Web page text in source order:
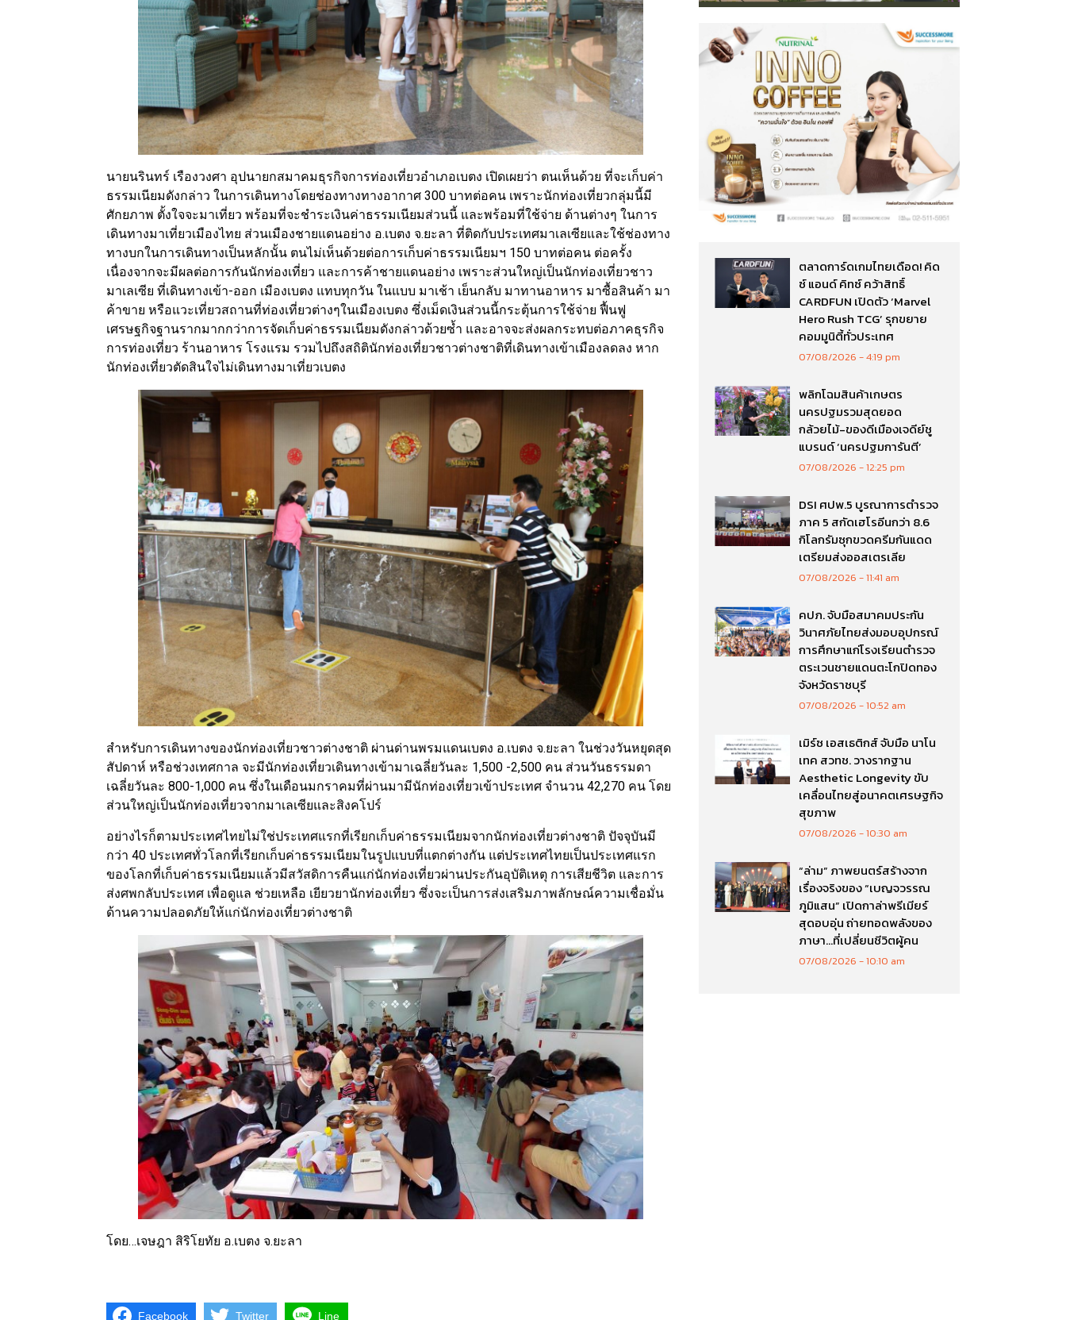
นายนรินทร์ เรืองวงศา อุปนายกสมาคมธุรกิจการท่องเที่ยวอำเภอเบตง เปิดเผยว่า ตนเห็นด้วย ที่จะเก็บค่า
ธรรมเนียมดังกล่าว ในการเดินทางโดยช่องทางทางอากาศ 300 บาทต่อคน เพราะนักท่องเที่ยวกลุ่มนี้มี
ศักยภาพ ตั้งใจจะมาเที่ยว พร้อมที่จะชำระเงินค่าธรรมเนียมส่วนนี้ และพร้อมที่ใช้จ่าย ด้านต่างๆ ในการ
เดินทางมาเที่ยวเมืองไทย ส่วนเมืองชายแดนอย่าง อ.เบตง จ.ยะลา ที่ติดกับประเทศมาเลเซียและใช้ช่องทาง
ทางบกในการเดินทางเป็นหลักนั้น ตนไม่เห็นด้วยต่อการเก็บค่าธรรมเนียมฯ 150 บาทต่อคน ต่อครั้ง
เนื่องจากจะมีผลต่อการกันนักท่องเที่ยว และการค้าชายแดนอย่าง เพราะส่วนใหญ่เป็นนักท่องเที่ยวชาว
มาเลเซีย ที่เดินทางเข้า-ออก เมืองเบตง แทบทุกวัน ในแบบ มาเช้า เย็นกลับ มาทานอาหาร มาซื้อสินค้า มา
ค้าขาย หรือแวะเที่ยวสถานที่ท่องเที่ยวต่างๆในเมืองเบตง ซึ่งเม็ดเงินส่วนนี้กระตุ้นการใช้จ่าย ฟื้นฟู
เศรษฐกิจฐานรากมากกว่าการจัดเก็บค่าธรรมเนียมดังกล่าวด้วยซ้ำ และอาจจะส่งผลกระทบต่อภาคธุรกิจ
การท่องเที่ยว ร้านอาหาร โรงแรม รวมไปถึงสถิตินักท่องเที่ยวชาวต่างชาติที่เดินทางเข้าเมืองลดลง หาก
นักท่องเที่ยวตัดสินใจไม่เดินทางมาเที่ยวเบตง
สำหรับการเดินทางของนักท่องเที่ยวชาวต่างชาติ ผ่านด่านพรมแดนเบตง อ.เบตง จ.ยะลา ในช่วงวันหยุดสุด
สัปดาห์ หรือช่วงเทศกาล จะมีนักท่องเที่ยวเดินทางเข้ามาเฉลี่ยวันละ 1,500 -2,500 คน ส่วนวันธรรมดา
เฉลี่ยวันละ 800-1,000 คน ซึ่งในเดือนมกราคมที่ผ่านมามีนักท่องเที่ยวเข้าประเทศ จำนวน 42,270 คน โดย
ส่วนใหญ่เป็นนักท่องเที่ยวจากมาเลเซียและสิงคโปร์
อย่างไรก็ตามประเทศไทยไม่ใช่ประเทศแรกที่เรียกเก็บค่าธรรมเนียมจากนักท่องเที่ยวต่างชาติ ปัจจุบันมี
กว่า 40 ประเทศทั่วโลกที่เรียกเก็บค่าธรรมเนียมในรูปแบบที่แตกต่างกัน แต่ประเทศไทยเป็นประเทศแรก
ของโลกที่เก็บค่าธรรมเนียมแล้วมีสวัสดิการคืนแก่นักท่องเที่ยวผ่านประกันอุบัติเหตุ การเสียชีวิต และการ
ส่งศพกลับประเทศ เพื่อดูแล ช่วยเหลือ เยียวยานักท่องเที่ยว ซึ่งจะเป็นการส่งเสริมภาพลักษณ์ความเชื่อมั่น
ด้านความปลอดภัยให้แก่นักท่องเที่ยวต่างชาติ
โดย…เจษฎา สิริโยทัย อ.เบตง จ.ยะลา
Facebook Twitter Line
ตลาดการ์ดเกมไทยเดือด! คิด
ซ์ แอนด์ คิทซ์ คว้าสิทธิ์
CARDFUN เปิดตัว ‘Marvel
Hero Rush TCG’ รุกขยาย
คอมมูนิตี้ทั่วประเทศ
07/08/2026 4:19 pm
พลิกโฉมสินค้าเกษตร
นครปฐมรวมสุดยอด
กล้วยไม้-ของดีเมืองเจดีย์ชู
แบรนด์ ‘นครปฐมการันตี’
07/08/2026 12:25 pm
DSI ศปพ.5 บูรณาการตำรวจ
ภาค 5 สกัดเฮโรอีนกว่า 8.6
กิโลกรัมซุกขวดครีมกันแดด
เตรียมส่งออสเตรเลีย
07/08/2026 11:41 am
คปภ. จับมือสมาคมประกัน
วินาศภัยไทยส่งมอบอุปกรณ์
การศึกษาแก่โรงเรียนตำรวจ
ตระเวนชายแดนตะโกปิดทอง
จังหวัดราชบุรี
07/08/2026 10:52 am
เมิร์ซ เอสเธติกส์ จับมือ นาโน
เทค สวทช. วางรากฐาน
Aesthetic Longevity ขับ
เคลื่อนไทยสู่อนาคตเศรษฐกิจ
สุขภาพ
07/08/2026 10:30 am
“ล่าม” ภาพยนตร์สร้างจาก
เรื่องจริงของ “เบญจวรรณ
ภูมิแสน” เปิดกาล่าพรีเมียร์
สุดอบอุ่น ถ่ายทอดพลังของ
ภาษา…ที่เปลี่ยนชีวิตผู้คน
07/08/2026 10:10 am